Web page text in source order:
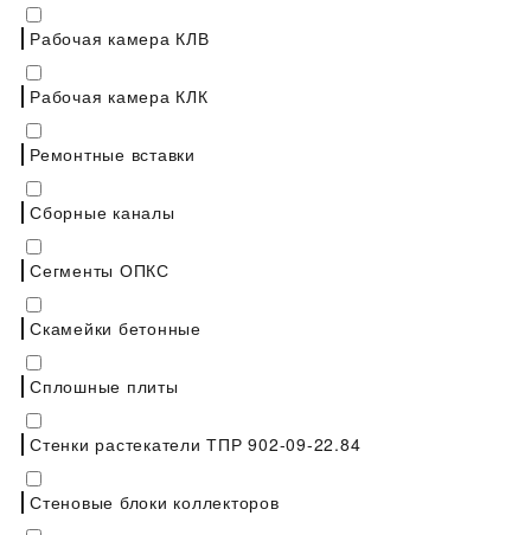
Рабочая камера КЛВ
Рабочая камера КЛК
Ремонтные вставки
Сборные каналы
Сегменты ОПКС
Скамейки бетонные
Сплошные плиты
Стенки растекатели ТПР 902-09-22.84
Стеновые блоки коллекторов